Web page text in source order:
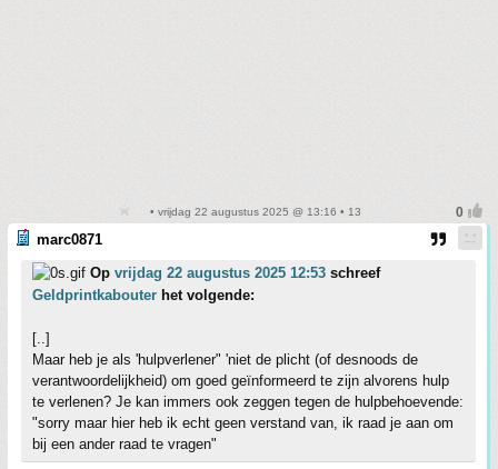
• vrijdag 22 augustus 2025 @ 13:16 • 13
marc0871
Op vrijdag 22 augustus 2025 12:53 schreef
Geldprintkabouter het volgende:
[..]
Maar heb je als 'hulpverlener" 'niet de plicht (of desnoods de
verantwoordelijkheid) om goed geïnformeerd te zijn alvorens hulp
te verlenen? Je kan immers ook zeggen tegen de hulpbehoevende:
"sorry maar hier heb ik echt geen verstand van, ik raad je aan om
bij een ander raad te vragen"